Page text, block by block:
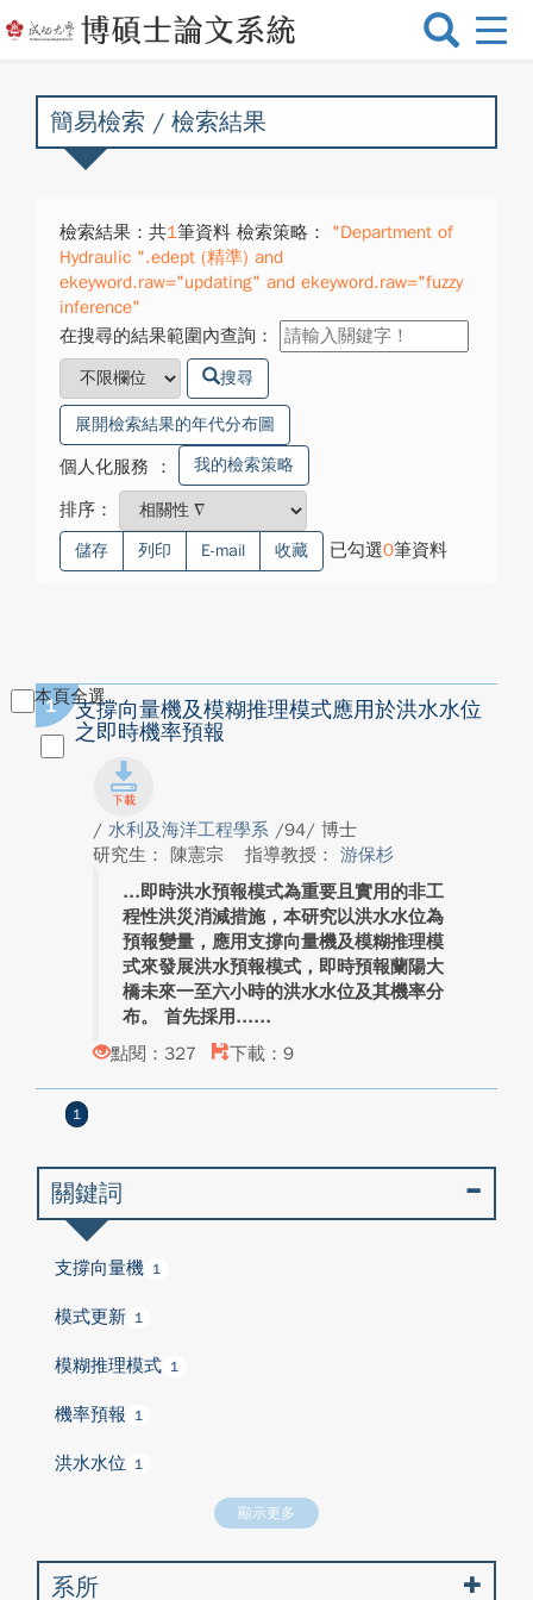
選
換
簡易檢索 / 檢索結果
檢索結果：共1筆資料 檢索策略：
"Department of
Hydraulic ".edept (精準) and
ekeyword.raw="updating" and ekeyword.raw="fuzzy
inference"
在搜尋的結果範圍內查詢：
搜尋
展開檢索結果的年代分布圖
個人化服務 ： 我的檢索策略
排序：
儲存 列印 E-mail 收藏 已勾選0筆資料
本頁全選
1
支撐向量機及模糊推理模式應用於洪水水位
之即時機率預報
/ 水利及海洋工程學系 /94/ 博士
研究生： 陳憲宗
指導教授： 游保杉
即時洪水預報模式為重要且實用的非工
程性洪災消減措施，本研究以洪水水位為
預報變量，應用支撐向量機及模糊推理模
式來發展洪水預報模式，即時預報蘭陽大
橋未來一至六小時的洪水水位及其機率分
布。 首先採用...
點閱：327
下載：9
1
關鍵詞
支撐向量機 1
模式更新 1
模糊推理模式 1
機率預報 1
洪水水位 1
顯示更多
系所